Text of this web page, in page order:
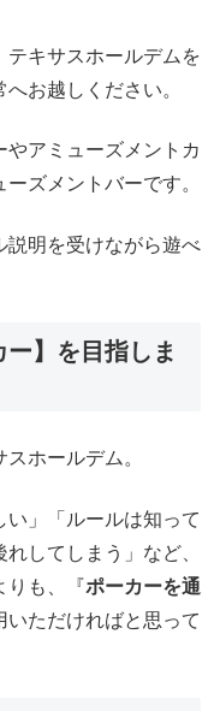
テキサスホールデムを
お越しください。
アミューズメントカ
ズメントバーです。
説明を受けながら遊べ
】を目指しま
ホールデム。
」「ルールは知って
してしまう」など、
りも、『ポーカーを通
いただければと思って